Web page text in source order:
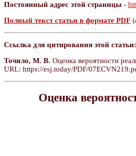
Постоянный адрес этой страницы -
Полный текст статьи в формате PDF (
Ссылка для цитирования этой статьи:
Точило, М. В. Оценка вероятности
URL: https://esj.today/PDF/
Оценка